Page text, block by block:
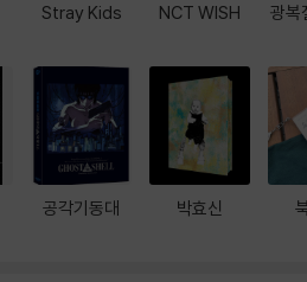
Stray Kids
공각기동대
NCT WISH
박효신
광복